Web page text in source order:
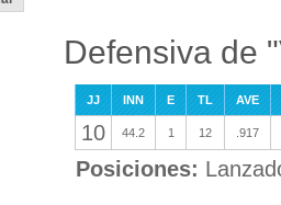
Defensiva de
JJ INN E TL AVE
10 44.2 1 12 .917
Posiciones: